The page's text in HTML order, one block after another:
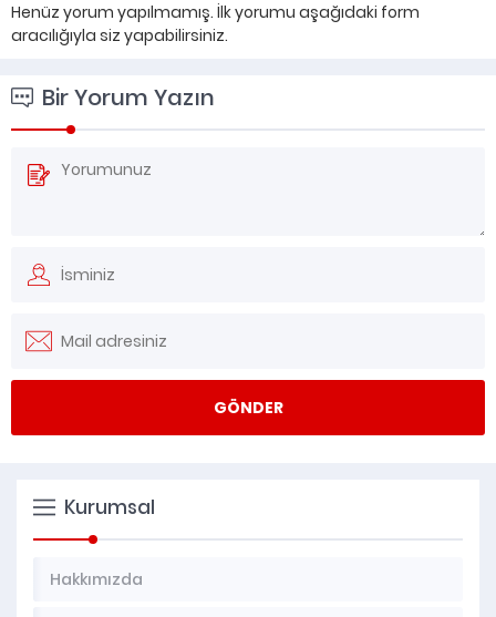
Henüz yorum yapılmamış. İlk yorumu aşağıdaki form
aracılığıyla siz yapabilirsiniz.
Bir Yorum Yazın
Kurumsal
Hakkımızda